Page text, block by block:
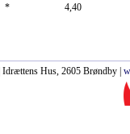
* 4,40
Hus, 2605 Brøndby |